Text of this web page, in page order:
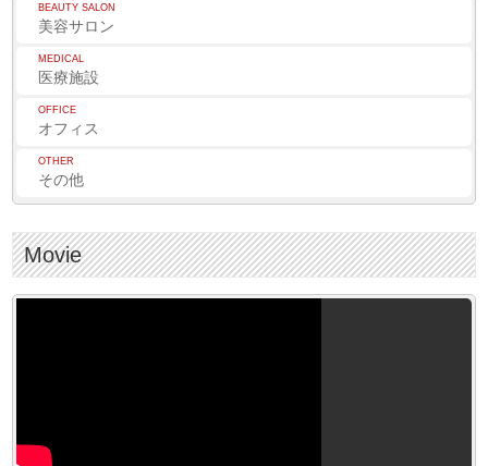
BEAUTY SALON
美容サロン
MEDICAL
医療施設
OFFICE
オフィス
OTHER
その他
Movie